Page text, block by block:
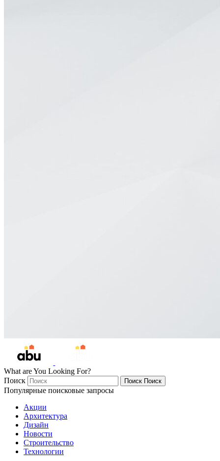
What are You Looking For?
Поиск
Поиск Поиск
Популярные поисковые запросы
Акции
Архитектура
Дизайн
Новости
Строительство
Технологии